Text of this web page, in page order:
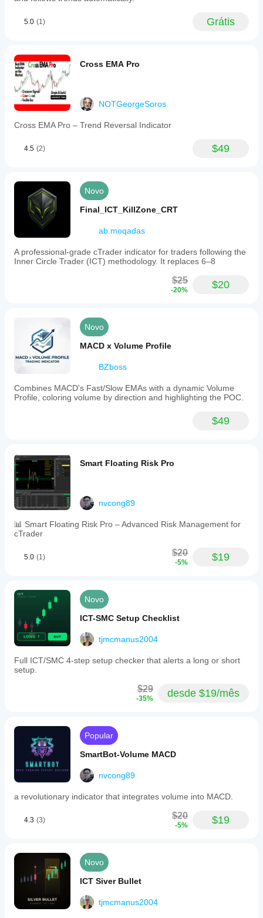
5.0 (1) Grátis
Cross EMA Pro
NOTGeorgeSoros
Cross EMA Pro – Trend Reversal Indicator
4.5 (2) $49
Novo
Final_ICT_KillZone_CRT
ab.moqadas
A professional-grade cTrader indicator for traders following the
Inner Circle Trader (ICT) methodology. It replaces 6–8
$25
-20% $20
Novo
MACD x Volume Profile
BZboss
Combines MACD's Fast/Slow EMAs with a dynamic Volume
Profile, coloring volume by direction and highlighting the POC.
$49
Smart Floating Risk Pro
nvcong89
📊 Smart Floating Risk Pro – Advanced Risk Management for
cTrader
5.0 (1) $20
-5% $19
Novo
ICT-SMC Setup Checklist
tjmcmanus2004
Full ICT/SMC 4-step setup checker that alerts a long or short
setup.
$29
-35% desde $19/mês
Popular
SmartBot-Volume MACD
nvcong89
a revolutionary indicator that integrates volume into MACD.
4.3 (3) $20
-5% $19
Novo
ICT Siver Bullet
tjmcmanus2004